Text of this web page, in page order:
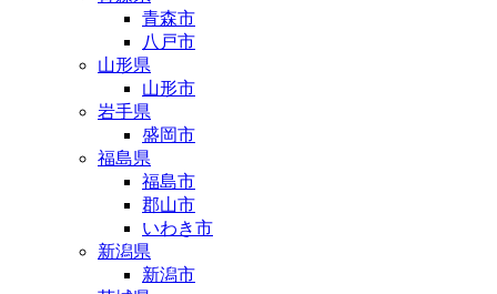
青森市
八戸市
山形県
山形市
岩手県
盛岡市
福島県
福島市
郡山市
いわき市
新潟県
新潟市